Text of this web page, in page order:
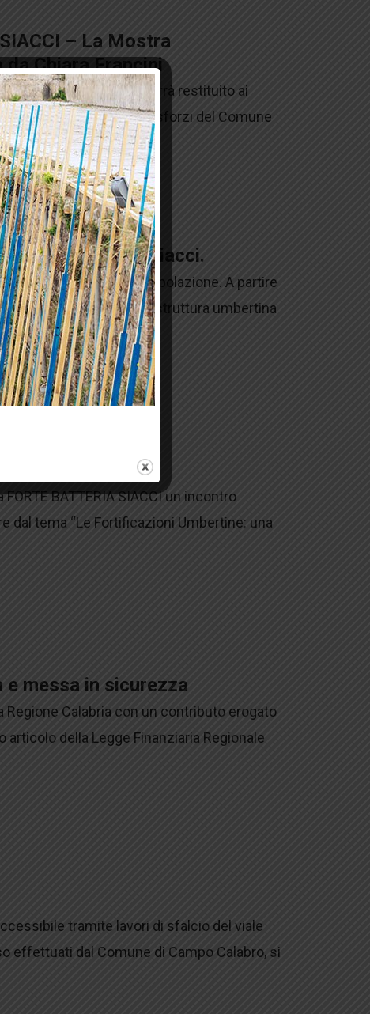
– La Mostra
Chiara Francini
tassello di memoria verrà restituito ai
al pubblico, grazie agli sforzi del Comune
Forte Batteria Siacci.
campesi e a tutta la popolazione. A partire
il Forte Batteria Siacci, struttura umbertina
BATTERIA SIACCI un incontro
tema “Le Fortificazioni Umbertine: una
messa in sicurezza
Calabria con un contributo erogato
della Legge Finanziaria Regionale
tramite lavori di sfalcio del viale
effettuati dal Comune di Campo Calabro, si